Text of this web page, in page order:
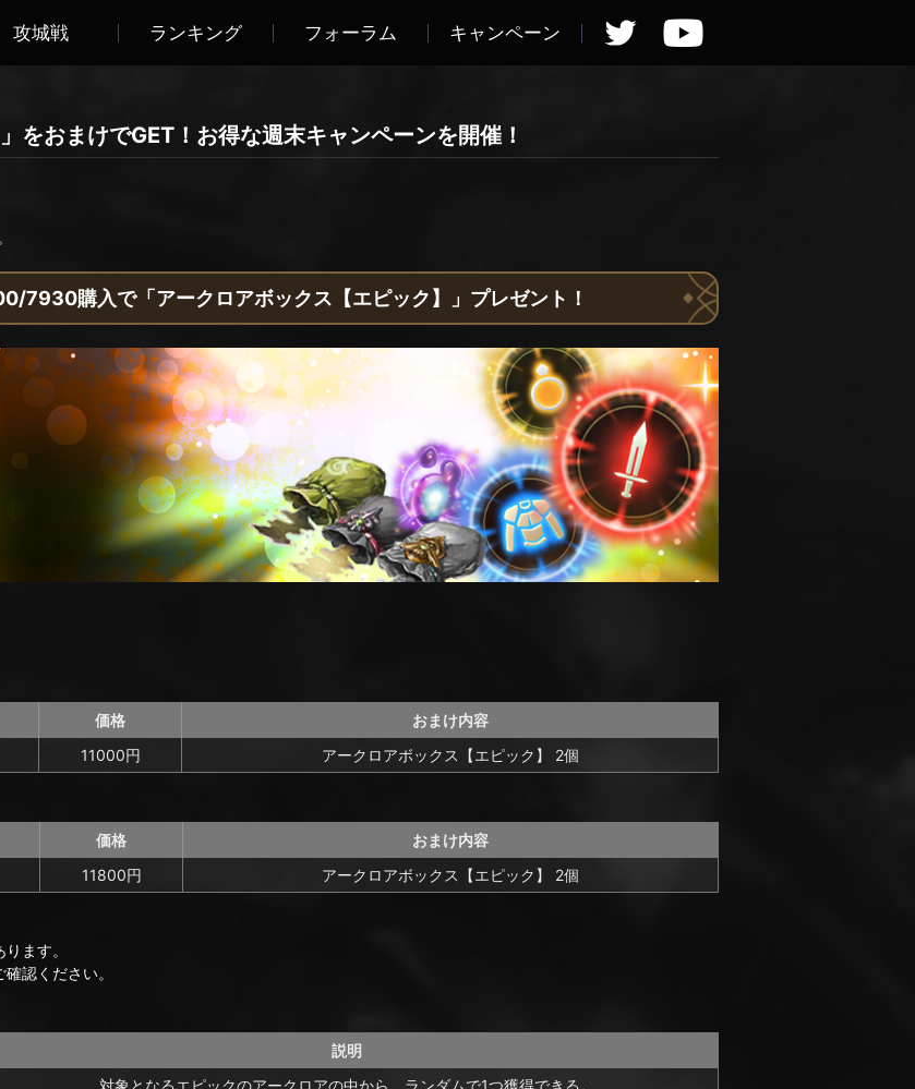
攻城戦 ランキング フォーラム キャンペーン
をおまけでGET！お得な週末キャンペーンを開催！
7930購入で「アークロアボックス【エピック】」プレゼント！
価格
おまけ内容
11000円 アークロアボックス【エピック】 2個
価格
おまけ内容
11800円
アークロアボックス【エピック】 2個
ます。
認ください。
説明